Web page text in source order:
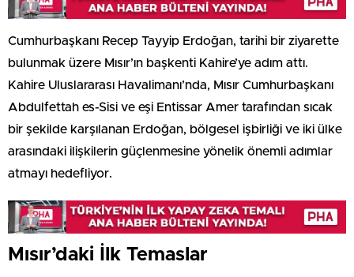
Cumhurbaşkanı Recep Tayyip Erdoğan, tarihi bir ziyarette
bulunmak üzere Mısır’ın başkenti Kahire’ye adım attı.
Kahire Uluslararası Havalimanı’nda, Mısır Cumhurbaşkanı
Abdulfettah es-Sisi ve eşi Entissar Amer tarafından sıcak
bir şekilde karşılanan Erdoğan, bölgesel işbirliği ve iki ülke
arasındaki ilişkilerin güçlenmesine yönelik önemli adımlar
atmayı hedefliyor.
Mısır’daki İlk Temaslar